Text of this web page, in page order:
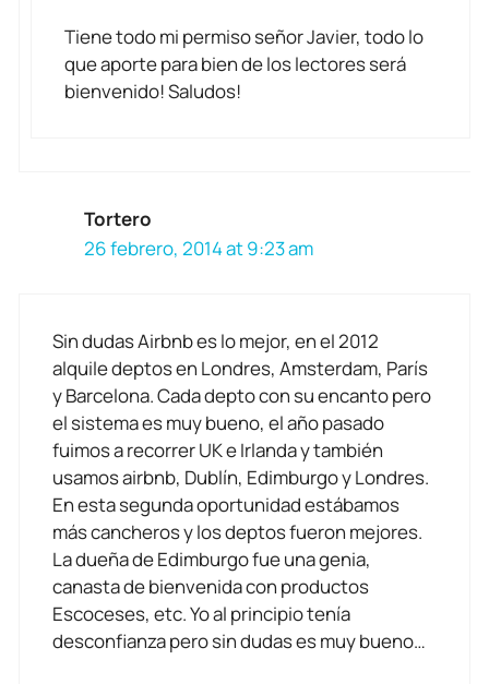
Tiene todo mi permiso señor Javier, todo lo
que aporte para bien de los lectores será
bienvenido! Saludos!
Tortero
26 febrero, 2014 at 9:23 am
Sin dudas Airbnb es lo mejor, en el 2012
alquile deptos en Londres, Amsterdam, París
y Barcelona. Cada depto con su encanto pero
el sistema es muy bueno, el año pasado
fuimos a recorrer UK e Irlanda y también
usamos airbnb, Dublín, Edimburgo y Londres.
En esta segunda oportunidad estábamos
más cancheros y los deptos fueron mejores.
La dueña de Edimburgo fue una genia,
canasta de bienvenida con productos
Escoceses, etc. Yo al principio tenía
desconfianza pero sin dudas es muy bueno…